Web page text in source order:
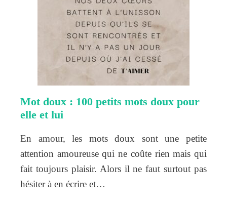
Mot doux : 100 petits mots doux pour
elle et lui
En amour, les mots doux sont une petite
attention amoureuse qui ne coûte rien mais qui
fait toujours plaisir. Alors il ne faut surtout pas
hésiter à en écrire et…